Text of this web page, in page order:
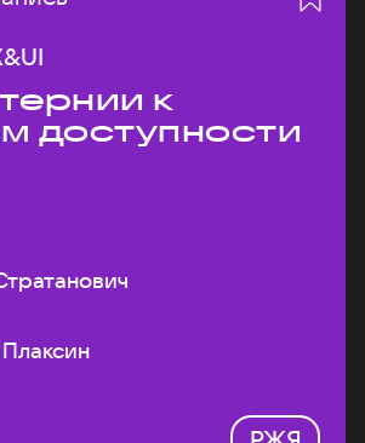
к
доступности